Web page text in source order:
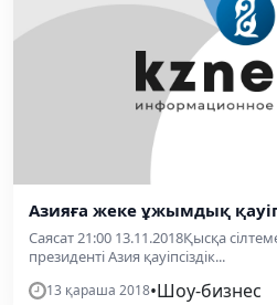
Азияға жеке ұжымдық
Саясат 21:00 13.11.2018Қысқа
президенті Азия қауіпсіздік...
13 қараша 2018•Шоу-бизнес